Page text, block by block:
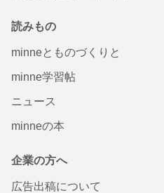
読みもの
minneとものづくりと
minne学習帖
ニュース
minneの本
企業の方へ
広告出稿について